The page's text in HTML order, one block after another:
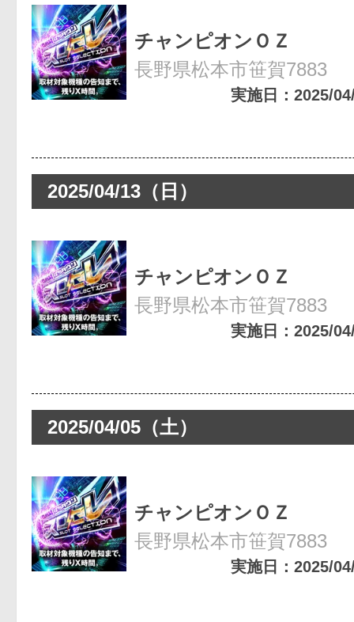
チャンピオンＯＺ
長野県松本市笹賀7883
実施日：2025/
2025/04/13（日）
チャンピオンＯＺ
長野県松本市笹賀7883
実施日：2025/
2025/04/05（土）
チャンピオンＯＺ
長野県松本市笹賀7883
実施日：2025/